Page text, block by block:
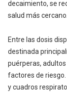
decaimiento, se
salud más cercano.
Entre las dosis
destinada
puérperas,
factores de
y cuadros